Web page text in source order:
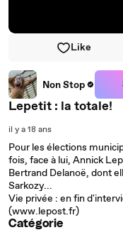
Like
Non Stop
Lepetit : la totale!
il y a 18 ans
Pour les élections
fois, face à lui, Annick
Bertrand Delanoë, dont
Sarkozy...
Vie privée : en fin
(www.lepost.fr)
Catégorie